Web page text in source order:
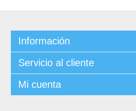
Información
Servicio al cliente
Mi cuenta